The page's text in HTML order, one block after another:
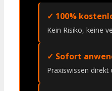
✓ 100%
Kein Risiko, keine
✓ Sofort
Praxiswissen